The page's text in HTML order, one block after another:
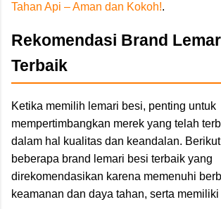
Tahan Api – Aman dan Kokoh!.
Rekomendasi Brand
Terbaik
Ketika memilih lemari besi, penting untuk
mempertimbangkan merek yang telah
dalam hal kualitas dan keandalan.
beberapa brand lemari besi terbaik yang
direkomendasikan karena memenuhi
keamanan dan daya tahan, serta